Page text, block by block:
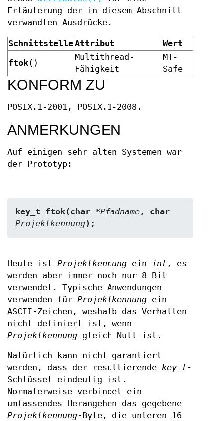
Erläuterung der in diesem Abschnitt
verwandten Ausdrücke.
SchnittstelleAttribut Wert
ftok()
Multithread-
Fähigkeit
MT-
Safe
KONFORM ZU
POSIX.1-2001, POSIX.1-2008.
ANMERKUNGEN
Auf einigen sehr alten Systemen war
der Prototyp:
key_t ftok(char *Pfadname
Projektkennung);
Heute ist Projektkennung ein int , es
werden aber immer noch nur 8 Bit
verwendet. Typische Anwendungen
verwenden für Projektkennung ein
ASCII-Zeichen, weshalb das Verhalten
nicht definiert ist, wenn
Projektkennung gleich Null ist.
Natürlich kann nicht garantiert
werden, dass der resultierende key_t-
Schlüssel eindeutig ist.
Normalerweise verbindet ein
umfassendes Herangehen das gegebene
Projektkennung-Byte, die unteren 16